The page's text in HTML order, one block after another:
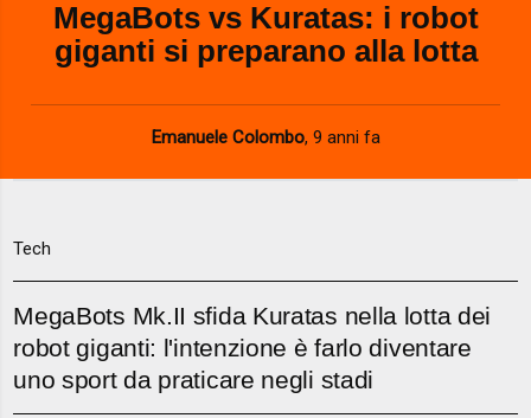
V
d
e
MegaBots vs Kuratas: i robot
giganti si preparano alla lotta
Emanuele Colombo, 9 anni fa
Tech
MegaBots Mk.II sfida Kuratas nella lotta dei
robot giganti: l'intenzione è farlo diventare
uno sport da praticare negli stadi